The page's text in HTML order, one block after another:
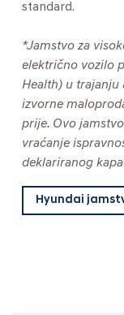
standard.
*Jamstvo za
električno vozilo
Health) u
izvorne
prije. Ovo
vraćanje
deklariranog
Hyundai